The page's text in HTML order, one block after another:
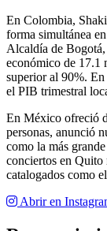
En Colombia,
forma simultánea
Alcaldía de Bogotá,
económico de 17.1
superior al 90%.
el PIB trimestral
En México ofreció
personas, anunció
como la más
conciertos en Quito
catalogados como
Abrir en